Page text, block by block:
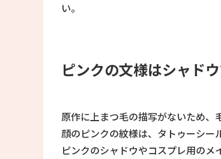
い。
ピンクの文様はシャド
原作に上まつ毛の描写がないため、
顔のピンクの紋様は、タトゥーシー
ピンクのシャドウやコスプレ用のメ